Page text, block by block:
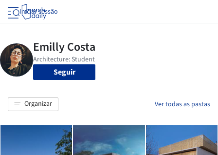
Iniciar sessão
Seguir
Organizar Ver todas as pastas